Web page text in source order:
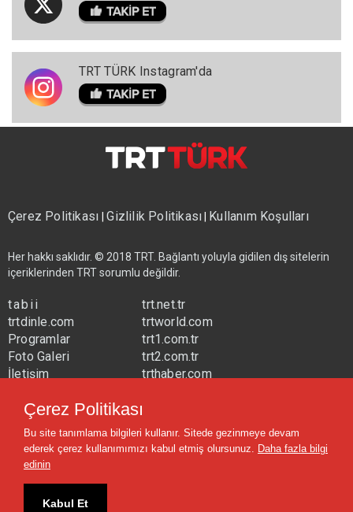
TRT TÜRK Instagram'da
Çerez Politikası|Gizlilik Politikası| Kullanım Koşulları
Her hakkı saklıdır. © 2018 TRT. Bağlantı yoluyla gidilen dış sitelerin
içeriklerinden TRT sorumlu değildir.
tabii
trtdinle.com
Programlar
Foto Galeri
İletişim
trt.net.tr
trtworld.com
trt1.com.tr
trt2.com.tr
trthaber.com
trtavaz.com.tr
trtmuzik.net.tr
trtcocuk.net.tr
Çerez Politikası
Bu site tanımlama bilgileri kullanır. Sitede gezinmeye devam
ederek çerez kullanımımızı kabul etmiş olursunuz. Daha fazla bilgi
edinin
Kabul Et